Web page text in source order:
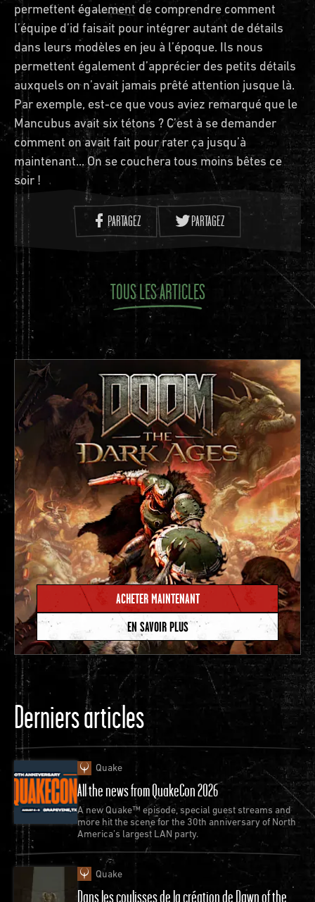
permettent également de comprendre comment
l’équipe d’id faisait pour intégrer autant de détails
dans leurs modèles en jeu à l’époque. Ils nous
permettent également d’apprécier des petits détails
auxquels on n’avait jamais prêté attention jusque là.
Par exemple, est-ce que vous aviez remarqué que le
Mancubus avait six tétons ? C’est à se demander
comment on avait fait pour rater ça jusqu’à
maintenant... On se couchera tous moins bêtes ce
soir !
PARTAGEZ PARTAGEZ
TOUS LES ARTICLES
ACHETER MAINTENANT
EN SAVOIR PLUS
Derniers articles
Quake
All the news from QuakeCon 2026
A new Quake™ episode, special guest streams and
more hit the scene for the 30th anniversary of North
America’s largest LAN party.
Quake
Dans les coulisses de la création de Dawn of the